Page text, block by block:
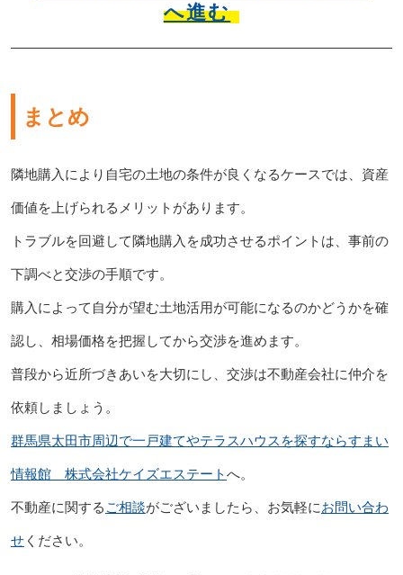
へ進む
まとめ
隣地購入により自宅の土地の条件が良くなるケースでは、資産
価値を上げられるメリットがあります。
トラブルを回避して隣地購入を成功させるポイントは、事前の
下調べと交渉の手順です。
購入によって自分が望む土地活用が可能になるのかどうかを確
認し、相場価格を把握してから交渉を進めます。
普段から近所づきあいを大切にし、交渉は不動産会社に仲介を
依頼しましょう。
群馬県太田市周辺で一戸建てやテラスハウスを探すならすまい
情報館 株式会社ケイズエステートへ。
不動産に関する ご相談がございましたら、お気軽にお問い合わ
せください。